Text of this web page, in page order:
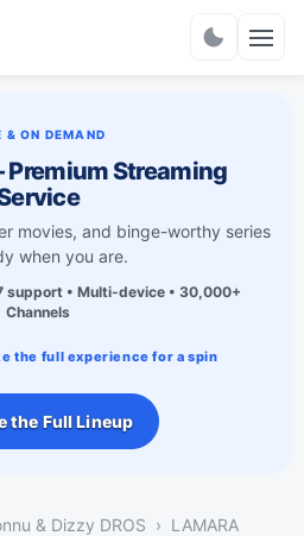
& ON DEMAND
Premium Streaming
movies, and binge-worthy series
when you are.
support • Multi-device • 30,000+
Channels
the full experience for a spin
the Full Lineup
& Dizzy DROS LAMARA